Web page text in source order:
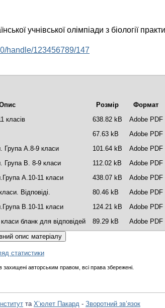
учнівської олімпіади з біології
handle/123456789/147
Розмір
Формат
класів 638.82 kB Adobe PDF
67.63 kB Adobe PDF
Група А.8-9 класи 101.64 kB Adobe PDF
Група В. 8-9 класи 112.02 kB Adobe PDF
А.10-11 класи 438.07 kB Adobe PDF
Відповіді. 80.46 kB Adobe PDF
B.10-11 класи 124.21 kB Adobe PDF
бланк для відповідей 89.29 kB Adobe PDF
статистики
захищені авторським правом, всі права збережені.
та Х’юлет Пакард - Зворотний зв’язок